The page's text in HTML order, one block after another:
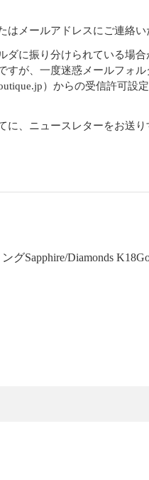
はメールアドレスにご連絡
ダに振り分けられている場
すが、一度迷惑メールフォ
）からの受信許可設
に、ニュースレターをお送
ングSapphire/Diamonds